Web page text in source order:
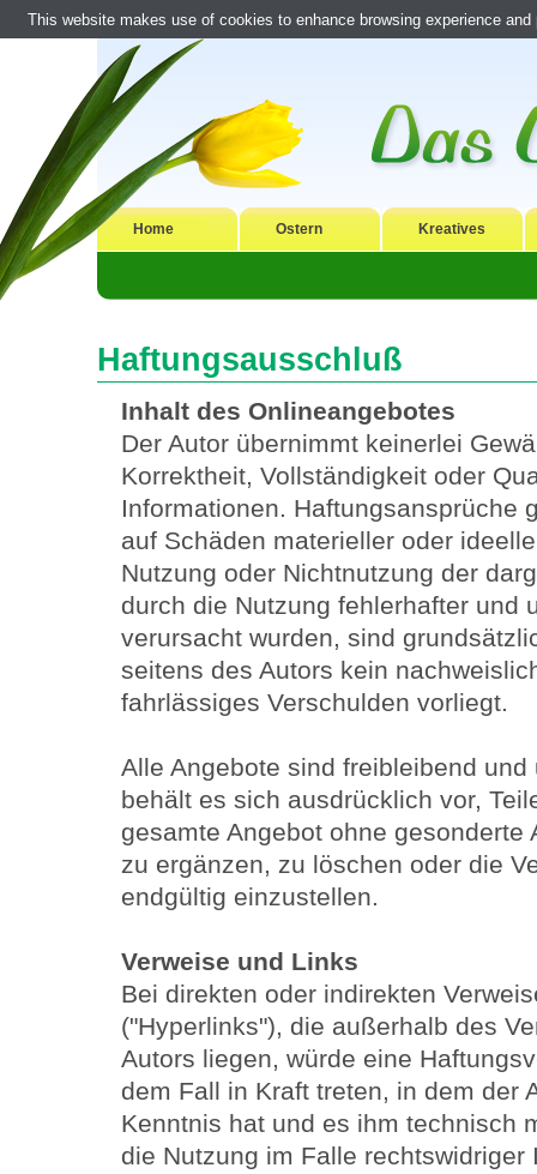
Home Ostern Kreatives
Haftungsausschluß
Inhalt des Onlineangebotes
Der Autor übernimmt keinerlei
Korrektheit, Vollständigkeit oder
Informationen. Haftungsansprüche
auf Schäden materieller oder
Nutzung oder Nichtnutzung der
durch die Nutzung fehlerhafter und
verursacht wurden, sind
seitens des Autors kein
fahrlässiges Verschulden vorliegt.
Alle Angebote sind freibleibend
behält es sich ausdrücklich vor,
gesamte Angebot ohne gesonderte
zu ergänzen, zu löschen oder die
endgültig einzustellen.
Verweise und Links
Bei direkten oder indirekten
("Hyperlinks"), die außerhalb des
Autors liegen, würde eine
dem Fall in Kraft treten, in dem der
Kenntnis hat und es ihm technisch
die Nutzung im Falle rechtswidriger
This website makes use of cookies to enhance browsing experience